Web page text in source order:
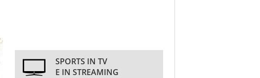
SPORTS IN TV
E IN STREAMING